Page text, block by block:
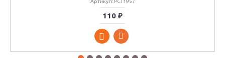
Артикул: PCT1957
110 ₽